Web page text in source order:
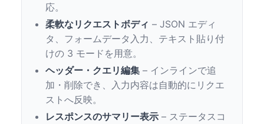
応。
柔軟なリクエストボディ – JSON エディ
タ、フォームデータ入力、テキスト貼り付
けの 3 モードを用意。
ヘッダー・クエリ編集 – インラインで追
加・削除でき、入力内容は自動的にリクエ
ストへ反映。
レスポンスのサマリー表示 – ステータスコ